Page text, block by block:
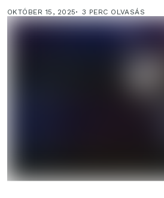
OKTÓBER 15, 2025 3 PERC OLVASÁS